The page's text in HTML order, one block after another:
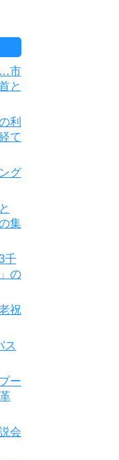
…市
と
利
て
グ
集
千
の
祝
ス
ー
会